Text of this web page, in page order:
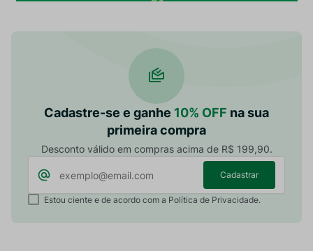
Cadastre-se e ganhe 10% OFF na sua
primeira compra
Desconto válido em compras acima de R$ 199,90.
Cadastrar
Estou ciente e de acordo com a Política de Privacidade.